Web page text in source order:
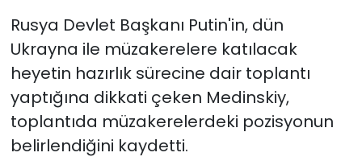
Rusya Devlet Başkanı Putin'in, dün
Ukrayna ile müzakerelere katılacak
heyetin hazırlık sürecine dair toplantı
yaptığına dikkati çeken Medinskiy,
toplantıda müzakerelerdeki pozisyonun
belirlendiğini kaydetti.